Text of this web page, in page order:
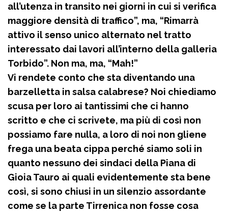
all’utenza in transito nei giorni in cui si verifica
maggiore densità di traffico”, ma, “Rimarrà
attivo il senso unico alternato nel tratto
interessato dai lavori all’interno della galleria
Torbido”. Non ma, ma, “Mah!”
Vi rendete conto che sta diventando una
barzelletta in salsa calabrese? Noi chiediamo
scusa per loro ai tantissimi che ci hanno
scritto e che ci scrivete, ma più di così non
possiamo fare nulla, a loro di noi non gliene
frega una beata cippa perché siamo soli in
quanto nessuno dei sindaci della Piana di
Gioia Tauro ai quali evidentemente sta bene
così, si sono chiusi in un silenzio assordante
come se la parte Tirrenica non fosse cosa